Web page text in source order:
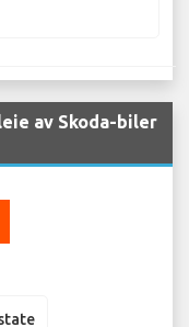
av Skoda-biler